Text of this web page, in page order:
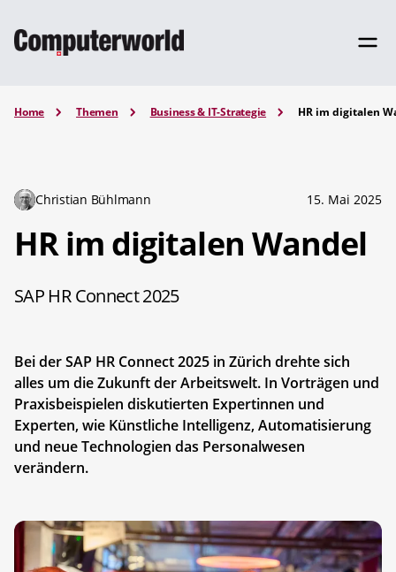
Home Themen Business & IT-Strategie HR im digitalen
Christian Bühlmann 15. Mai 2025
HR im digitalen Wandel
SAP HR Connect 2025
Bei der SAP HR Connect 2025 in Zürich drehte sich
alles um die Zukunft der Arbeitswelt. In Vorträgen und
Praxisbeispielen diskutierten Expertinnen und
Experten, wie Künstliche Intelligenz, Automatisierung
und neue Technologien das Personalwesen
verändern.